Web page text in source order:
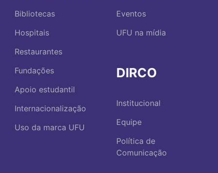
Bibliotecas
Hospitais
Restaurantes
Fundações
Apoio estudantil
Internacionalização
Uso da marca UFU
Eventos
UFU na mídia
DIRCO
Institucional
Equipe
Política de
Comunicação